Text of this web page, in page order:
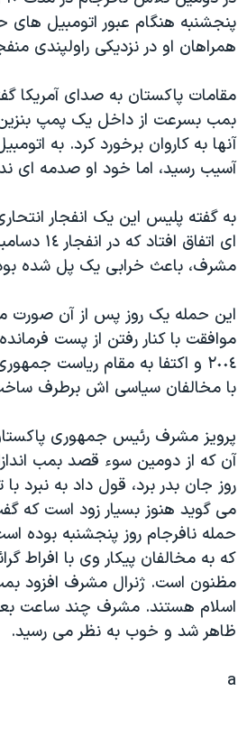
فرهنگ و زندگی
حقوق شهروندی
علم و فناوری
اسرائیل در جنگ
گالری عکس
آرشیو پخش زنده
مستندها
انتخابات ریاست جمهوری آمریکا ۲۰۲۴
رمز مهسا
ورزش زنان در ایران
اعتراضات زن، زندگی، آزادی
مجموعه مستندهای دادخواهی
تریبونال مردمی آبان ۹۸
دادگاه حمید نوری
چهل سال گروگان‌گیری
قانون شفافیت دارائی کادر رهبری ایران
اعتراضات مردمی آبان ۹۸
نرگس محمدی برنده جایزه نوبل صلح
همایش محافظه‌کاران آمریکا «سی‌پک»
صفحه‌های ویژه
سفر پرزیدنت ترامپ به چین
دنبال کنید
زبانهای مختلف
پنجشنبه هنگام عبور اتومبيل
همراهان او در نزديکی راولپندی
مقامات پاکستان به صدای آمريکا
بمب بسرعت از داخل يک پمپ بنزين
آنها به کاروان برخورد کرد. به
آسيب رسيد، اما خود او صدمه ای
به گفته پليس اين يک انفجار
ای اتفاق
مشرف، باعث خرابی يک پل شده
اين حمله يک روز پس از آن صورت
موافقت با کنار رفتن از پست
٢٠٠٤ و اکتفا به مقام رياست
با مخالفان سياسی اش برطرف
پرويز مشرف رئيس جمهوری
روز جان بدر برد، قول داد به نبرد
می گويد هنوز بسيار زود است
حمله نافرجام روز پنجشنبه بوده
که به مخالفان پيکار وی با افراط
مظنون است. ژنرال مشرف افزود
اسلام هستند. مشرف چند ساعت بعد
ظاهر شد و خوب به نظر می رسيد.
a